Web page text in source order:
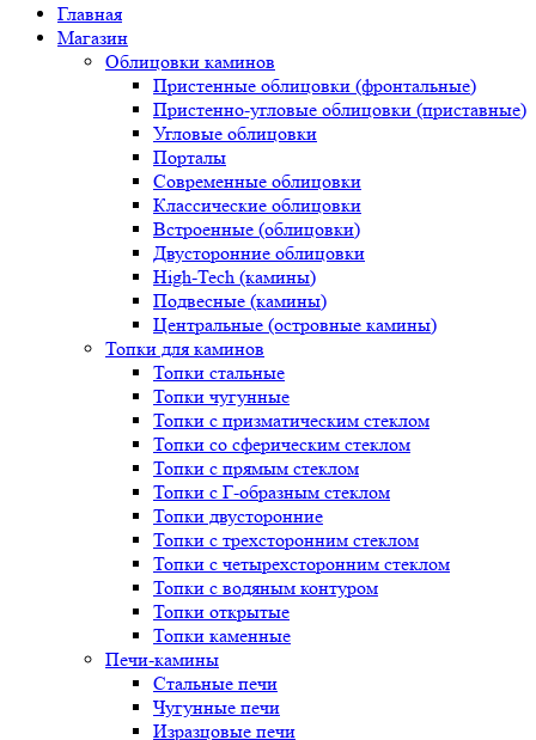
Главная
Магазин
Облицовки каминов
Пристенные облицовки (фронтальные)
Пристенно-угловые облицовки (приставные)
Угловые облицовки
Порталы
Современные облицовки
Классические облицовки
Встроенные (облицовки)
Двусторонние облицовки
High-Tech (камины)
Подвесные (камины)
Центральные (островные камины)
Топки для каминов
Топки стальные
Топки чугунные
Топки с призматическим стеклом
Топки со сферическим стеклом
Топки с прямым стеклом
Топки с Г-образным стеклом
Топки двусторонние
Топки с трехсторонним стеклом
Топки с четырехсторонним стеклом
Топки с водяным контуром
Топки открытые
Топки каменные
Печи-камины
Стальные печи
Чугунные печи
Изразцовые печи